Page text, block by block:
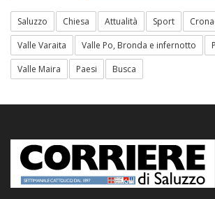
Saluzzo Chiesa Attualità Sport
Valle Varaita
Valle Po, Bronda e infernotto
Valle Maira
Paesi Busca